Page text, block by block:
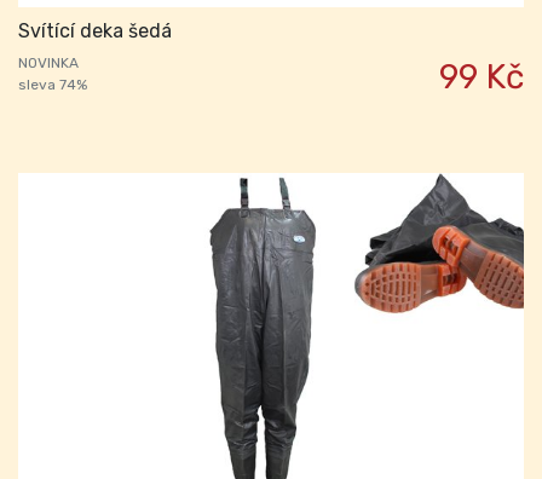
Svítící deka šedá
NOVINKA
sleva 74%
99 Kč